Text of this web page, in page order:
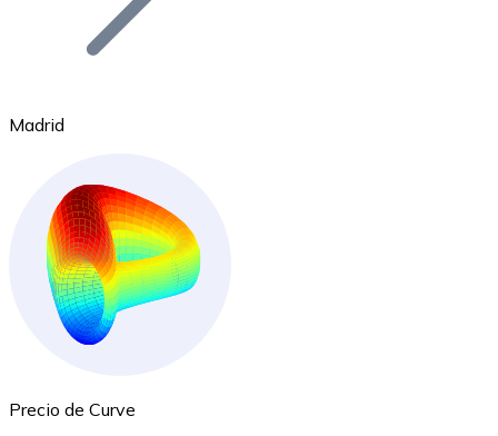
Ethereum
ETH
Madrid
Precio de Curve